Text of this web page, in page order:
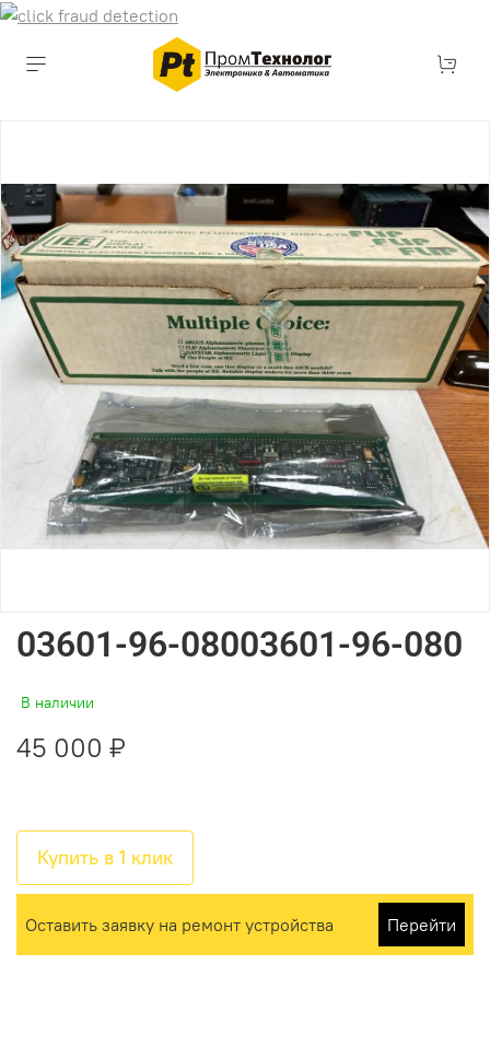
03601-96-08003601-96-080
В наличии
45 000 ₽
Купить в 1 клик
Оставить заявку на ремонт устройства Перейти